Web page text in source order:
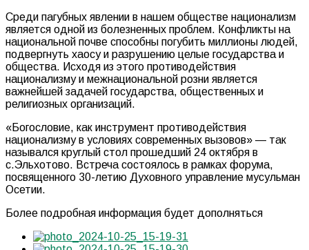
Среди пагубных явлении в нашем обществе национализм
является одной из болезненных проблем. Конфликты на
национальной почве способны погубить миллионы людей,
подвергнуть хаосу и разрушению целые государства и
общества. Исходя из этого противодействия
национализму и межнациональной розни является
важнейшей задачей государства, общественных и
религиозных организаций.
«Богословие, как инструмент противодействия
национализму в условиях современных вызовов» — так
назывался круглый стол прошедший 24 октября в
с.Эльхотово. Встреча состоялось в рамках форума,
посвященного 30-летию Духовного управление мусульман
Осетии.
Более подробная информация будет дополняться